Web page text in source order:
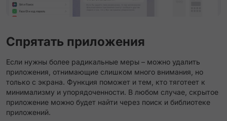
Спрятать приложения
Если нужны более радикальные меры – можно удалить
приложения, отнимающие слишком много внимания, но
только с экрана. Функция поможет и тем, кто тяготеет к
минимализму и упорядоченности. В любом случае, скрытое
приложение можно будет найти через поиск и библиотеке
приложений.